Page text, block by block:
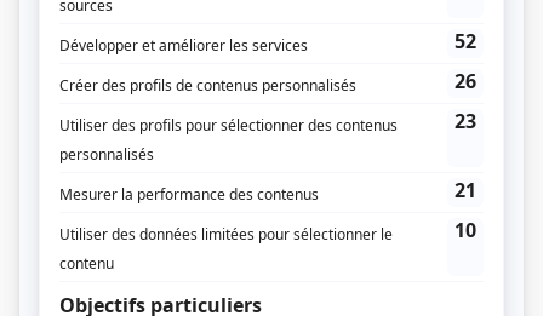
Anne-Marie Hétu
Chantal Francke
Sylvain Ratté
Louis Saia
Réalisation-coordination
Louis Saia